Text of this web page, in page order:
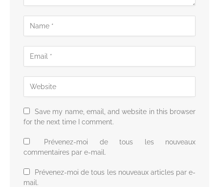
Save my name, email, and website in this browser
for the next time I comment.
Prévenez-moi de tous les nouveaux
commentaires par e-mail.
Prévenez-moi de tous les nouveaux articles par e-
mail.